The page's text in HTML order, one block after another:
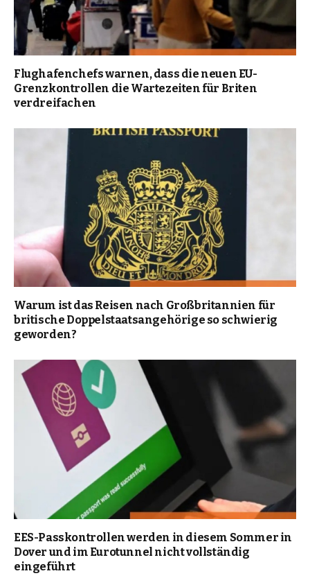
Flughafenchefs warnen, dass die neuen EU-
Grenzkontrollen die Wartezeiten für Briten
verdreifachen
Warum ist das Reisen nach Großbritannien für
britische Doppelstaatsangehörige so schwierig
geworden?
EES-Passkontrollen werden in diesem Sommer in
Dover und im Eurotunnel nicht vollständig
eingeführt